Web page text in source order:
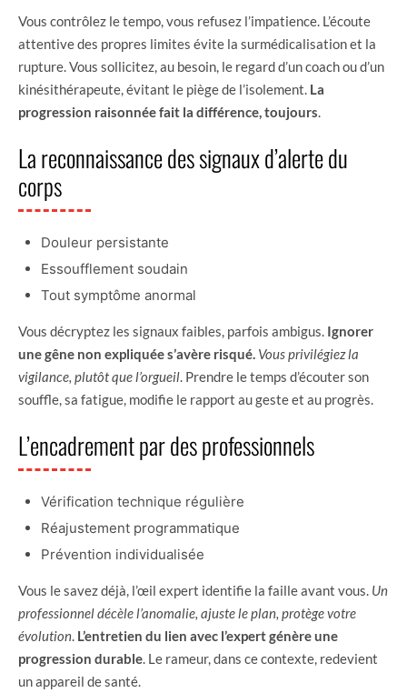
Vous contrôlez le tempo, vous refusez l’impatience. L’écoute
attentive des propres limites évite la surmédicalisation et la
rupture. Vous sollicitez, au besoin, le regard d’un coach ou d’un
kinésithérapeute, évitant le piège de l’isolement. La
progression raisonnée fait la différence, toujours
La reconnaissance des signaux d’alerte du
corps
Douleur persistante
Essoufflement soudain
Tout symptôme anormal
Vous décryptez les signaux faibles, parfois ambigus. Ignorer
une gêne non expliquée s’avère risqué. Vous privilégiez la
vigilance, plutôt que l’orgueil . Prendre le temps d’écouter son
souffle, sa fatigue, modifie le rapport au geste et au progrès.
L’encadrement par des professionnels
Vérification technique régulière
Réajustement programmatique
Prévention individualisée
Vous le savez déjà, l’œil expert identifie la faille avant vous. Un
professionnel décèle l’anomalie, ajuste le plan, protège votre
évolution L’entretien du lien avec l’expert génère une
progression durable . Le rameur, dans ce contexte, redevient
un appareil de santé.